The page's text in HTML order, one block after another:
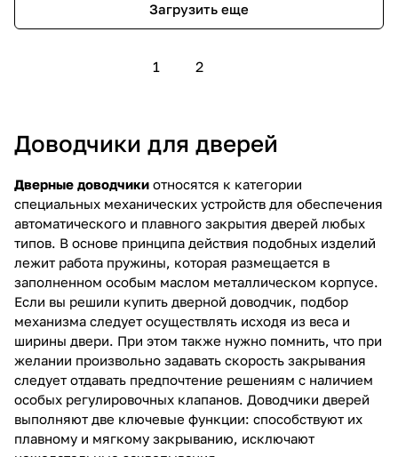
Загрузить еще
1 2
Доводчики для дверей
Дверные доводчики относятся к категории
специальных механических устройств для обеспечения
автоматического и плавного закрытия дверей любых
типов. В основе принципа действия подобных изделий
лежит работа пружины, которая размещается в
заполненном особым маслом металлическом корпусе.
Если вы решили купить дверной доводчик, подбор
механизма следует осуществлять исходя из веса и
ширины двери. При этом также нужно помнить, что при
желании произвольно задавать скорость закрывания
следует отдавать предпочтение решениям с наличием
особых регулировочных клапанов. Доводчики дверей
выполняют две ключевые функции: способствуют их
плавному и мягкому закрыванию, исключают